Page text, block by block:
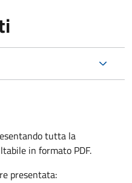
tutta la
in formato PDF.
presentata: